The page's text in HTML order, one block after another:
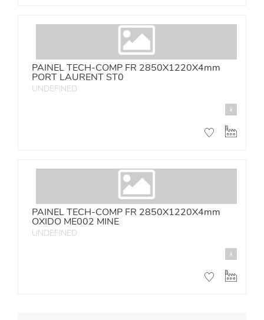
PAINEL TECH-COMP FR 2850X1220X4mm
PORT LAURENT ST0
UNDEFINED
PAINEL TECH-COMP FR 2850X1220X4mm
OXIDO ME002 MINE
UNDEFINED